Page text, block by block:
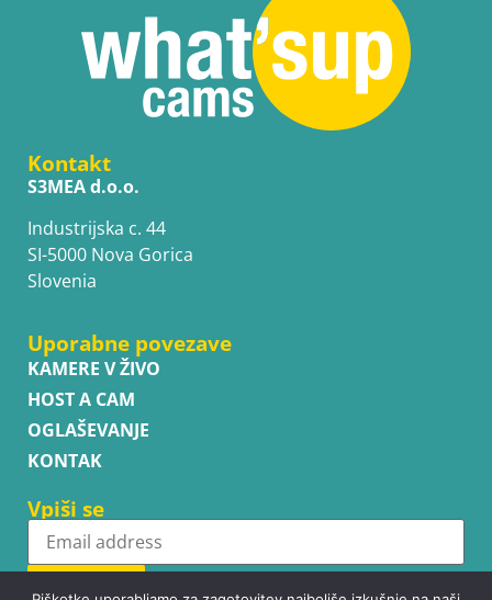
Kontakt
S3MEA d.o.o.
Industrijska c. 44
SI-5000 Nova Gorica
Slovenia
Uporabne povezave
KAMERE V ŽIVO
HOST A CAM
OGLAŠEVANJE
KONTAK
Vpiši se
Subscribe